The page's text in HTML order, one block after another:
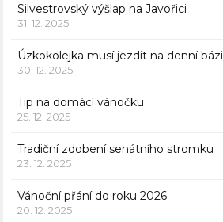
Silvestrovský výšlap na Javořici
31. 12. 2025
Úzkokolejka musí jezdit na denní bázi
30. 12. 2025
Tip na domácí vánočku
25. 12. 2025
Tradiční zdobení senátního stromku
23. 12. 2025
Vánoční přání do roku 2026
20. 12. 2025